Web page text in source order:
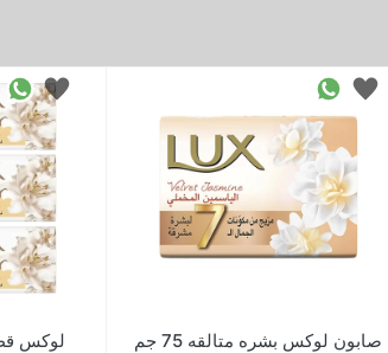
صابون لوكس بشره متالقه 75 جم